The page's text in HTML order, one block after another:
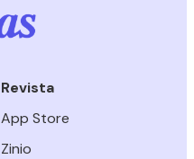
Revista
App Store
Zinio